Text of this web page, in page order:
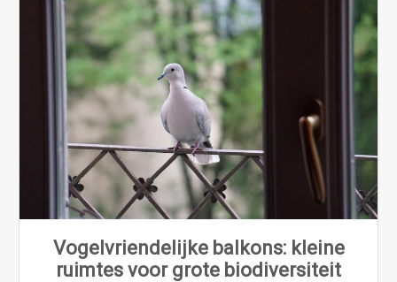
Vogelvriendelijke balkons: kleine
ruimtes voor grote biodiversiteit